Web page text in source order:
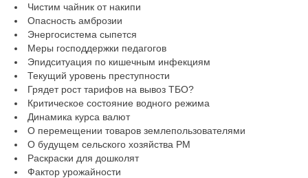
Чистим чайник от накипи
Опасность амброзии
Энергосистема сыпется
Меры господдержки педагогов
Эпидситуация по кишечным инфекциям
Текущий уровень преступности
Грядет рост тарифов на вывоз ТБО?
Критическое состояние водного режима
Динамика курса валют
О перемещении товаров землепользователями
О будущем сельского хозяйства РМ
Раскраски для дошколят
Фактор урожайности